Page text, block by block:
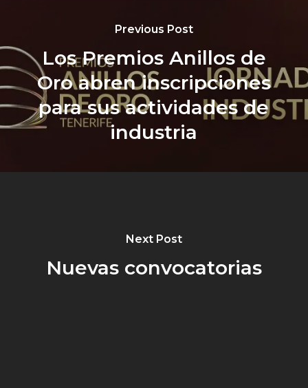
Previous Post
Los Premios Anillos de
Oro abren inscripciones
para sus actividades de
industria
Next Post
Nuevas convocatorias